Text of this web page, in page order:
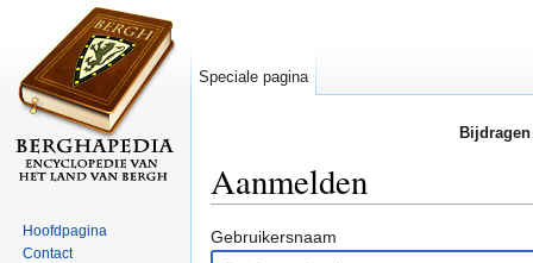
Aanmelden
Gebruikersnaam
Speciale pagina
Hoofdpagina
Contact